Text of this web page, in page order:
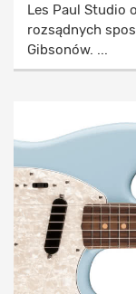
Les Paul Studio
rozsądnych
Gibsonów. ...